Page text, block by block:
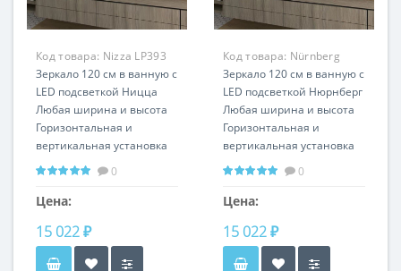
Код товара: Nizza LP393
Зеркало 120 см в ванную с
LED подсветкой Ницца
Любая ширина и высота
Горизонтальная и
вертикальная установка
0
Цена:
15 022 ₽
Код товара: Nürnberg
LP357
Зеркало 120 см в ванную с
LED подсветкой Нюрнберг
Любая ширина и высота
Горизонтальная и
вертикальная установка
0
Цена:
15 022 ₽